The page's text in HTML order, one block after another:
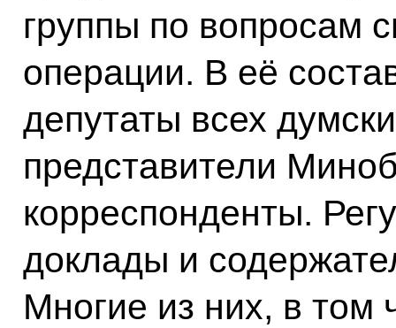
группы по вопросам
операции. В её
депутаты всех
представители
корреспонденты.
доклады и
Многие из них, в том